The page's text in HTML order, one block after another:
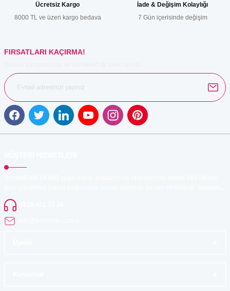
Ürün fiyatı diğer sitelerden daha pahalı.
Ücretsiz Kargo
8000 TL ve üzeri kargo bedava
İade & Değişim Kolaylığı
7 Gün içerisinde değişim
FIRSATLARI KAÇIRMA!